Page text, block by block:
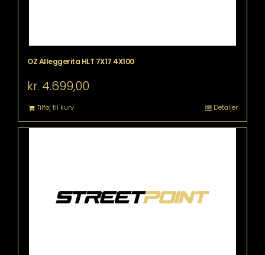
OZ Alleggerita HLT 7X17 4X100
kr. 4.699,00
Tilføj til kurv Detaljer